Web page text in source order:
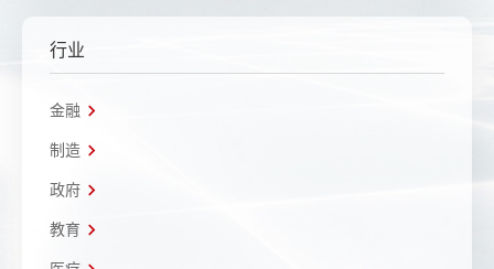
行业
金融
制造
政府
教育